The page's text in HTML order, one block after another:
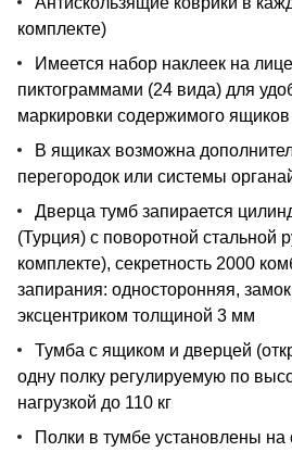
комплекте)
Имеется набор наклеек на
пиктограммами (24 вида) для
маркировки содержимого ящиков
В ящиках возможна
перегородок или системы
Дверца тумб запирается
(Турция) с поворотной стальной
комплекте), секретность 2000
запирания: односторонняя,
эксцентриком толщиной 3 мм
Тумба с ящиком и дверцей
одну полку регулируемую по
нагрузкой до 110 кг
Полки в тумбе установлены на